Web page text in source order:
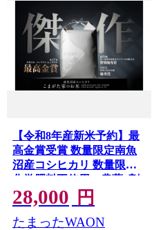
【令和8年産新米予約】最
高金賞受賞 数量限定南魚
沼産コシヒカリ 数量限定
化学肥料不使用・農薬8割
減栽培米「こまがた家のお
米」5kg【2026年9月下旬
より順次発送予定】
28,000 円
たまったWAON